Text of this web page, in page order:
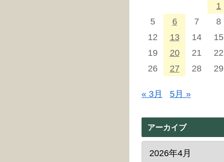
1
5
6 7 8
12
13 14 15
19
20 21 22
26
27 28 29
« 3月 5月 »
アーカイブ